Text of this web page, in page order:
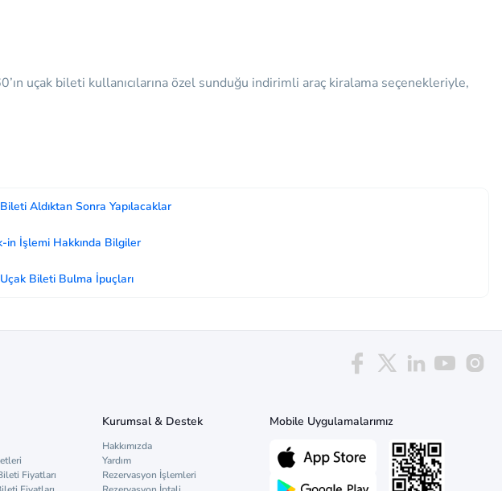
uçak bileti kullanıcılarına özel sunduğu indirimli araç kiralama seçenekleriyle,
Aldıktan Sonra Yapılacaklar
in İşlemi Hakkında Bilgiler
Bileti Bulma İpuçları
Fiyatları
Kurumsal & Destek
Hakkımızda
Yardım
Rezervasyon İşlemleri
Mobile Uygulamalarımız